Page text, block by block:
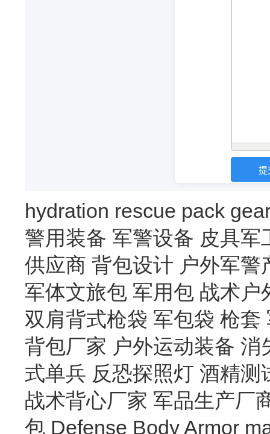
hydration rescue pack
警用装备 军警设备 皮具军
供应商 背包设计 户外军警
军体文旅包 军用包 战术户
双肩背式枪袋 军包袋 枪套
背包厂家 户外运动装备 消
式单兵 反恐探照灯 酒精测
战术背心厂家 军品生产厂
包 Defense Body Armor